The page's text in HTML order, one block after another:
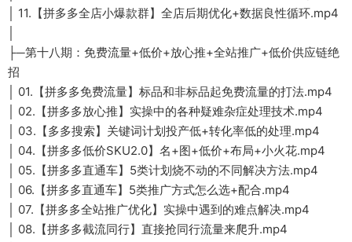
│ 11.【拼多多全店小爆款群】全店后期优化+数据良性循环.mp4
├─第十八期：免费流量+低价+放心推+全站推广+低价供应链绝
招
│ 01.【拼多多免费流量】标品和非标品起免费流量的打法.mp4
│ 02.【拼多多放心推】实操中的各种疑难杂症处理技术.mp4
│ 03.【多多搜索】关键词计划投产低+转化率低的处理.mp4
│ 04.【拼多多低价SKU2.0】名+图+低价+布局+小火花.mp4
│ 05.【拼多多直通车】5类计划烧不动的不同解决方法.mp4
│ 06.【拼多多直通车】5类推广方式怎么选+配合.mp4
│ 07.【拼多多全站推广优化】实操中遇到的难点解决.mp4
│ 08.【拼多多截流同行】直接抢同行流量来爬升.mp4